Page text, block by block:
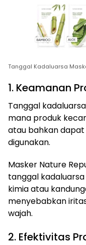
Tanggal Kadaluarsa
1. Keamanan
Tanggal
mana produk
atau bahkan
digunakan.
Masker Nature
tanggal
kimia atau
menyebabkan
wajah.
2. Efektivitas